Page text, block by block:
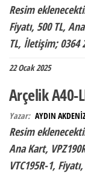
Resim
Fiyatı, 500 TL,
TL, İletişim; 0364
22 Ocak 2025
Arçelik A40-
Yazar: AYDIN
Resim
Ana Kart,
VTC195R-1,